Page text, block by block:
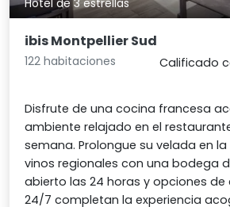
ibis Montpellier Sud
122 habitaciones
Calificado
Disfrute de una cocina francesa
ambiente relajado en el
semana. Prolongue su velada en
vinos regionales con una bodega
abierto las 24 horas y opciones
24/7 completan la experiencia